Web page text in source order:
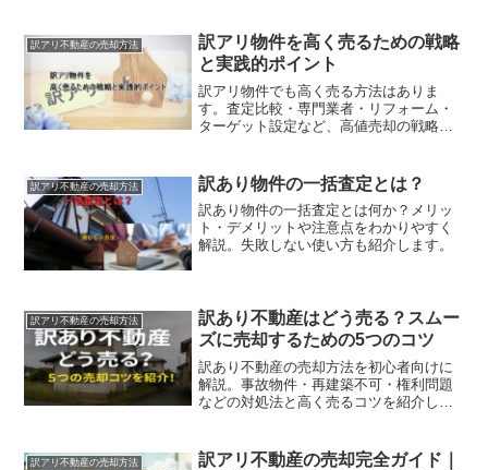
訳アリ不動産の売却方法
訳アリ物件を高く売るための戦略
と実践的ポイント
訳アリ物件でも高く売る方法はありま
す。査定比較・専門業者・リフォーム・
ターゲット設定など、高値売却の戦略を
訳アリ不動産の売却方法 訳あり物件の一括査定とは？
訳あり物件の一括査定とは何か？メリッ
ト・デメリットや注意点をわかりやすく
解説。失敗しない使い方も紹介します。
訳アリ不動産の売却方法
訳あり不動産はどう売る？スムー
ズに売却するための5つのコツ
訳あり不動産の売却方法を初心者向けに
解説。事故物件・再建築不可・権利問題
などの対処法と高く売るコツを紹介しま
訳アリ不動産の売却方法
訳アリ不動産の売却完全ガイド｜